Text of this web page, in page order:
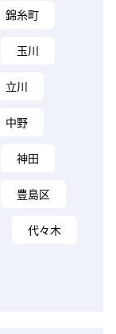
錦糸町
玉川
立川
中野
神田
豊島区
代々木